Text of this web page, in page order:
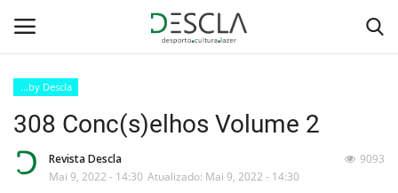
Home
...by Descla
308 Conc(s)elhos Volume 2
Revista Descla
Mai 9, 2022 - 14:30 Atualizado: Mai 9, 2022 - 14:30
9093